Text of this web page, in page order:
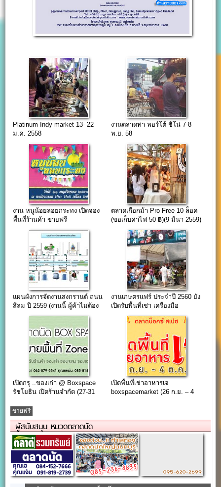
Platinum Indy market 13- 22
ม.ค. 2558
งานตลาดท่า พอร์โต้ ชิโน่ 7-8
พ.ย. 58
งาน หนูน้อยลอยกระทง เปิดจอง
พื้นที่ร้านค้า ขายฟรี
ตลาดเกือกม้า Pro Free 10 ล็อค
(ขอเก็บค่าไฟ 50 ฿)(9 มีนา 2559)
แผนผังการจัดงานสงกรานต์ ถนน
สีลม ปี 2559 (งานนี้ ผู้ค้าไม่ต้อง
งานเกษตรแฟร์ ประจำปี 2560 ยัง
เปิดรับพื้นที่เช่า เครื่องมือ
เปิดกรุ ..ของเก่า @ Boxspace
รัชโยธิน เปิดร้านจำกัด (27-31
เปิดพื้นที่เช่าอาหารเจ
boxspacemarket (26 ก.ย. – 4
ขายฟรี
ผู้สนับสนุน หมวดตลาดนัด